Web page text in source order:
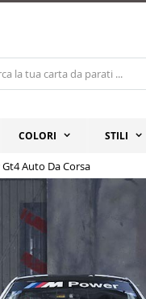
COLORI STILI
Auto Da Corsa